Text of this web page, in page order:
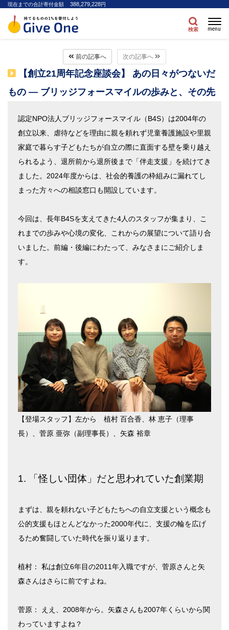
現在までの合計寄付金額 388,279,228円
検索 menu
前の記事へ 次の記事へ
【創立21周年記念座談会】 あの日々がつないだ
もの ― ブリッジフォースマイルの歩みと、その先
認定NPO法人ブリッジフォースマイル（B4S）は2004年の
創立以来、虐待などを理由に親を頼れず児童養護施設や里親
家庭で暮らす子どもたちが自立の際に直面する壁を乗り越え
られるよう、退所前から退所後まで「伴走支援」を続けてき
ました。2024年度からは、社会的養護の枠組みに漏れてし
まった方々への相談窓口も開設しています。
今回は、長年B4Sを支えてきた4人のスタッフが集まり、こ
れまでの歩みや心境の変化、これからの展望について語り合
いました。前編・後編にわたって、みなさまにご紹介しま
す。
【登場スタッフ】左から 植村 百合香、林 恵子（理事
長）、菅原 亜弥（副理事長）、矢森 裕章
1. 「怪しい団体」だと思われていた創業期
まずは、親を頼れない子どもたちへの自立支援という概念も
公的支援もほとんどなかった2000年代に、支援の輪を広げ
るため奮闘していた時代を振り返ります。
植村： 私は創立6年目の2011年入職ですが、菅原さんと矢
森さんはさらに前ですよね。
菅原： ええ、2008年から。矢森さんも2007年くらいから関
わっていますよね？